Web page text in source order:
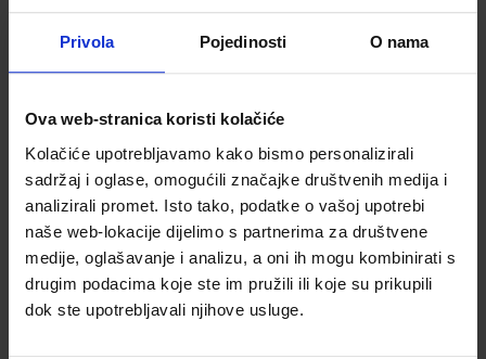
Privola Pojedinosti O nama
Ova web-stranica koristi kolačiće
Kolačiće upotrebljavamo kako bismo personalizirali
sadržaj i oglase, omogućili značajke društvenih medija i
analizirali promet. Isto tako, podatke o vašoj upotrebi
naše web-lokacije dijelimo s partnerima za društvene
medije, oglašavanje i analizu, a oni ih mogu kombinirati s
drugim podacima koje ste im pružili ili koje su prikupili
dok ste upotrebljavali njihove usluge.
Bilježnica A4 40
listova karo Coca
-Cola
Šifra proizvoda
585628
Bilježnica A4 40
listova karo
Fashion animals
Šifra proizvoda
595049